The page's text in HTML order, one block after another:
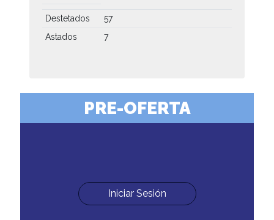
Destetados
57
Astados
7
PRE-OFERTA
Iniciar Sesión